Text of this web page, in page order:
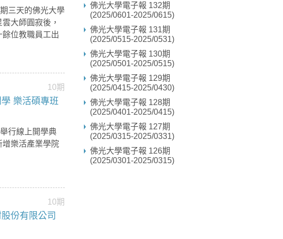
三天的佛光大學
大師圓寂後，
位教職員工出
10期
樂活碩專班
行線上開學典
樂活產業學院
10期
份有限公司
佛光大學電子報 132期
(2025/0601-2025/0615)
佛光大學電子報 131期
(2025/0515-2025/0531)
佛光大學電子報 130期
(2025/0501-2025/0515)
佛光大學電子報 129期
(2025/0415-2025/0430)
佛光大學電子報 128期
(2025/0401-2025/0415)
佛光大學電子報 127期
(2025/0315-2025/0331)
佛光大學電子報 126期
(2025/0301-2025/0315)